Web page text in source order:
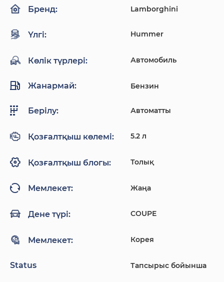
Бренд: Lamborghini
Үлгі: Hummer
Көлік түрлері: Автомобиль
Жанармай: Бензин
Берілу: Автоматты
Қозғалтқыш көлемі: 5.2 л
Қозғалтқыш блогы: Толық
Мемлекет: Жаңа
Дене түрі: COUPE
Мемлекет: Корея
Status Тапсырыс бойынша